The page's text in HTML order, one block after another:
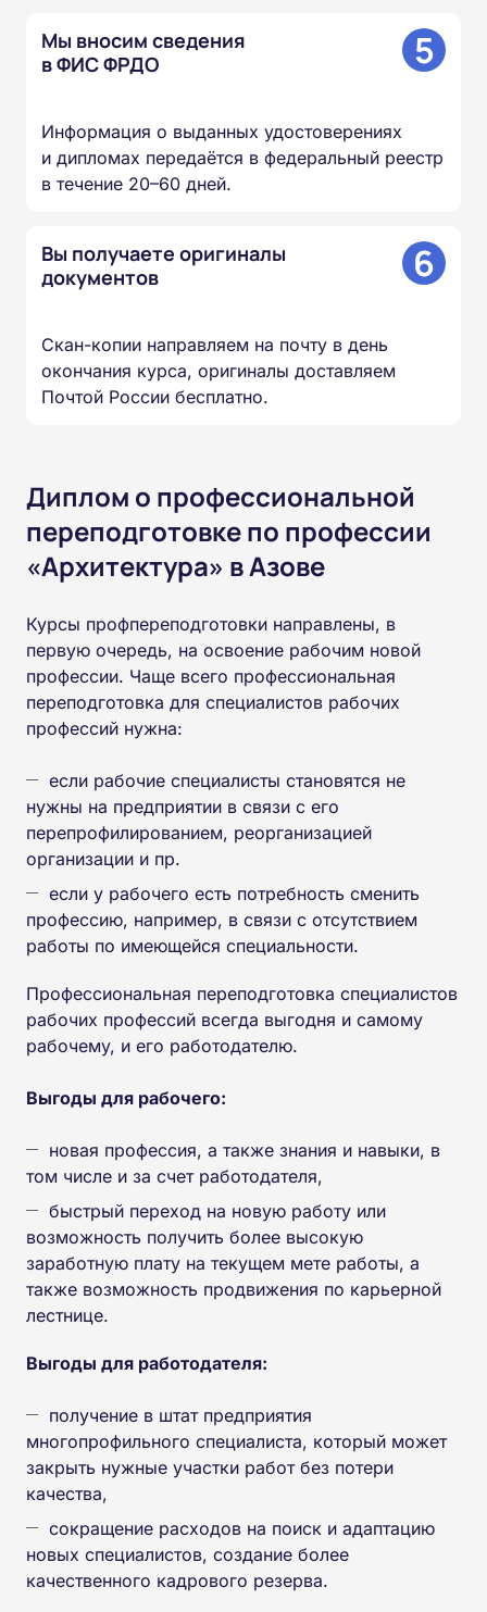
Мы вносим сведения
в ФИС ФРДО
5
Информация о выданных удостоверениях
и дипломах передаётся в федеральный реестр
в течение 20–60 дней.
Вы получаете оригиналы
документов
6
Скан-копии направляем на почту в день
окончания курса, оригиналы доставляем
Почтой России бесплатно.
Диплом о профессиональной
переподготовке по профессии
«Архитектура» в Азове
Курсы профпереподготовки направлены, в
первую очередь, на освоение рабочим новой
профессии. Чаще всего профессиональная
переподготовка для специалистов рабочих
профессий нужна:
если рабочие специалисты становятся не
нужны на предприятии в связи с его
перепрофилированием, реорганизацией
организации и пр.
если у рабочего есть потребность сменить
профессию, например, в связи с отсутствием
работы по имеющейся специальности.
Профессиональная переподготовка специалистов
рабочих профессий всегда выгодня и самому
рабочему, и его работодателю.
Выгоды для рабочего:
новая профессия, а также знания и навыки, в
том числе и за счет работодателя,
быстрый переход на новую работу или
возможность получить более высокую
заработную плату на текущем мете работы, а
также возможность продвижения по карьерной
лестнице.
Выгоды для работодателя:
получение в штат предприятия
многопрофильного специалиста, который может
закрыть нужные участки работ без потери
качества,
сокращение расходов на поиск и адаптацию
новых специалистов, создание более
качественного кадрового резерва.